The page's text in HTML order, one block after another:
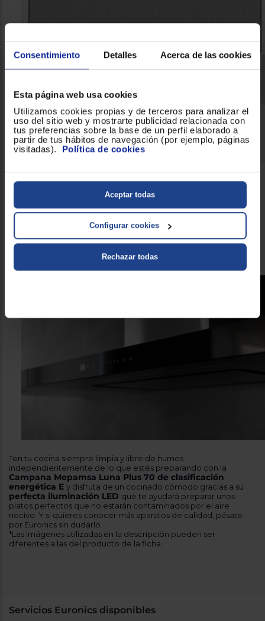
Consentimiento Detalles Acerca de las cookies
Esta página web usa cookies
Utilizamos cookies propias y de terceros para analizar el
uso del sitio web y mostrarte publicidad relacionada con
tus preferencias sobre la base de un perfil elaborado a
partir de tus hábitos de navegación (por ejemplo, páginas
visitadas). Política de cookies
Aceptar todas
Configurar cookies
Rechazar todas
Suena como una televisión a volumen medio y
se instala en pared
En lo referente al ruido que hace el aparato, este tiene una
intensidad de 66 dB, lo que equivale a una televisión a volumen
medio. Su instalación es sencilla y se hace en pared a una altura
máxima de la
y sus dimensiones son de 400
mm de alto, 695 de ancho y 358 de profundidad.
Ten tu cocina siempre limpia y libre de humos
independientemente de lo que estés preparando con la
Campana Mepamsa Luna Plus 70 de clasificación
energética E y disfruta de un cocinado cómodo gracias a su
perfecta iluminación LED que te ayudará preparar unos
platos perfectos que no estarán contaminados por el aire
nocivo. Y si quieres conocer más aparatos de calidad, pásate
por Euronics sin dudarlo.
*Las imágenes utilizadas en la descripción pueden ser
diferentes a las del producto de la ficha.
Servicios Euronics disponibles